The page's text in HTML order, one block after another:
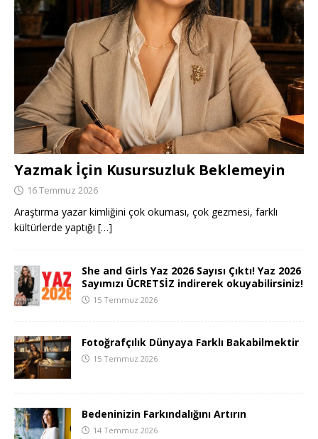
Yazmak İçin Kusursuzluk Beklemeyin
16 Temmuz 2026
Araştırma yazar kimliğini çok okuması, çok gezmesi, farklı
kültürlerde yaptığı […]
She and Girls Yaz 2026 Sayısı Çıktı! Yaz 2026
Sayımızı ÜCRETSİZ indirerek okuyabilirsiniz!
15 Temmuz 2026
Fotoğrafçılık Dünyaya Farklı Bakabilmektir
15 Temmuz 2026
Bedeninizin Farkındalığını Artırın
14 Temmuz 2026